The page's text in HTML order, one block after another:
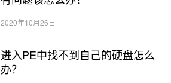
2020年10月26日
进入PE中找不到自己的硬盘怎么
办？